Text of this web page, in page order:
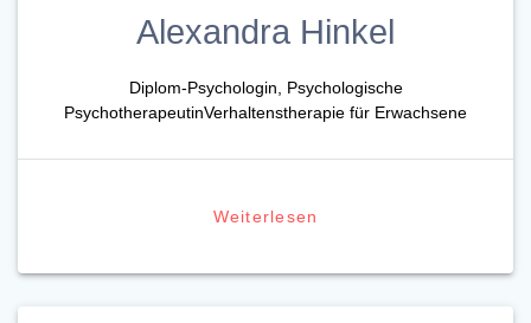
Alexandra Hinkel
Diplom-Psychologin, Psychologische
PsychotherapeutinVerhaltenstherapie für Erwachsene
Weiterlesen